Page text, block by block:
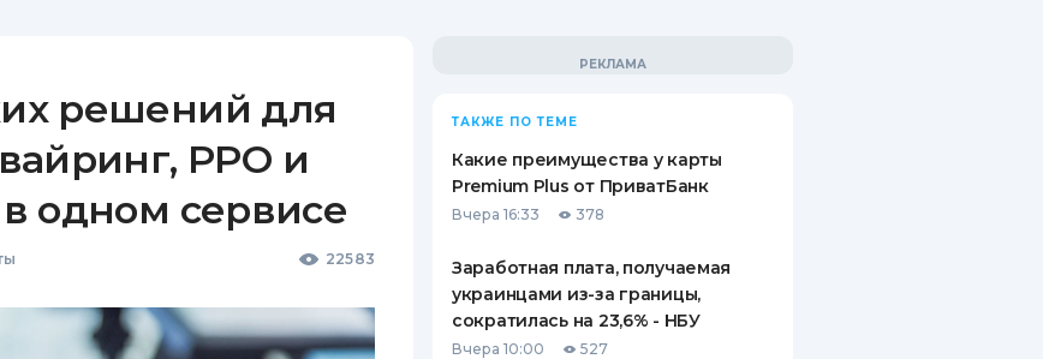
решений для
РРО и
одном сервисе
22583
ТАКЖЕ ПО ТЕМЕ
Какие преимущества у карты
Premium Plus от ПриватБанк
Вчера 16:33 378
Заработная плата, получаемая
украинцами из-за границы,
сократилась на 23,6% - НБУ
Вчера 10:00 527